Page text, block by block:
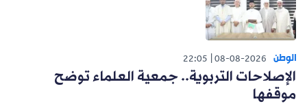
الوطن 08-08-2026
22:05
الإصلاحات التربوية.. جمعية العلماء توضح
موقفها